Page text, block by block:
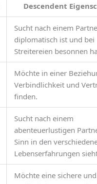
Descendent
Sucht nach einem
diplomatisch ist und bei
Streitereien besonnen
Möchte in einer
Verbindlichkeit und
finden.
Sucht nach einem
abenteuerlustigen
Sinn in den
Lebenserfahrungen
Möchte eine sichere und